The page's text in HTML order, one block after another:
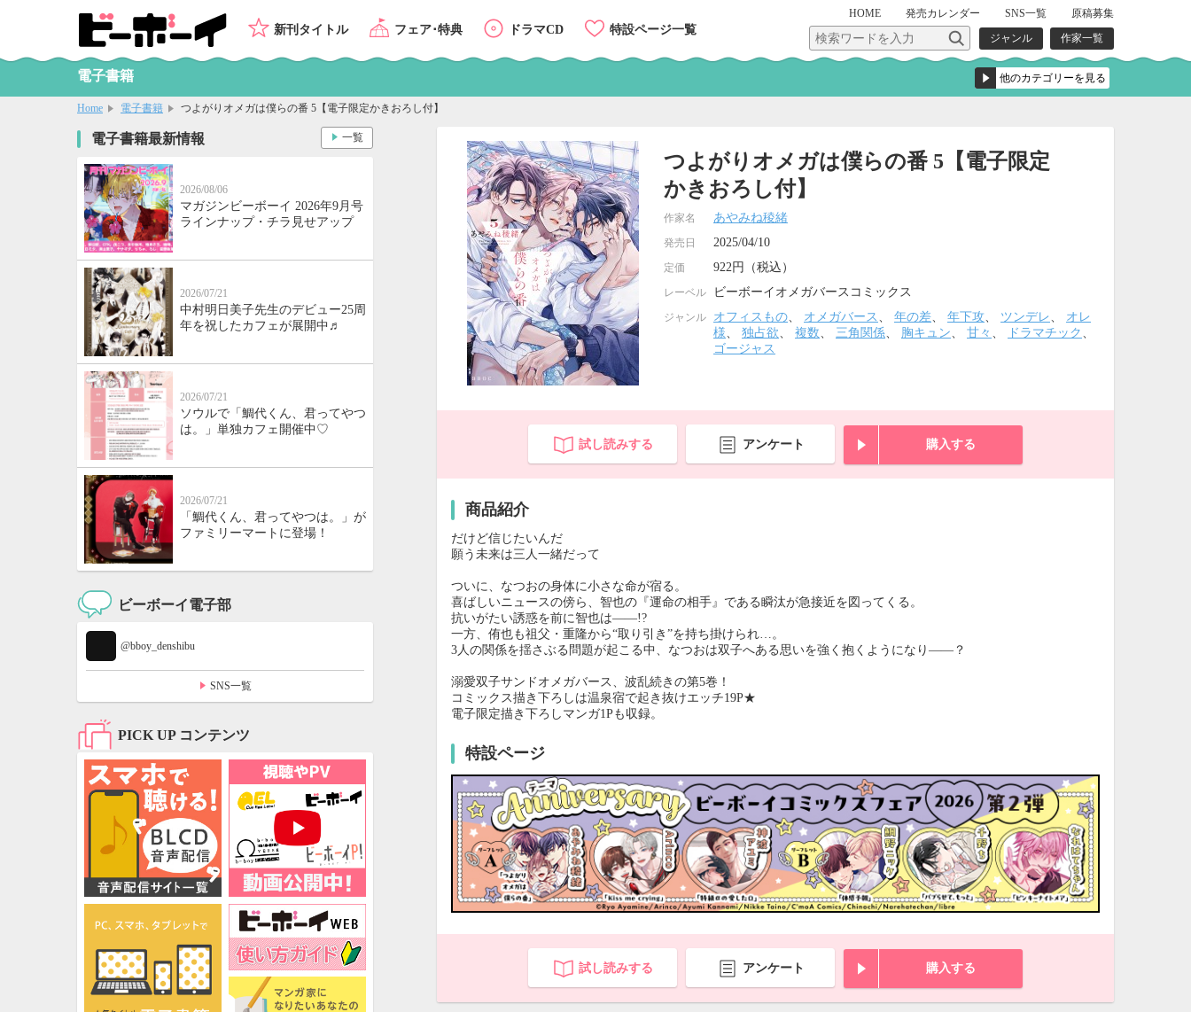
HOME 発売カレンダー SNS一覧
原稿募集
ジャンル
作家一覧
新刊タイトル フェア･特典 ドラマCD 特設ページ一覧
電子書籍
Home 電子書籍 つよがりオメガは僕らの番 5【電子限定かきおろし付】
つよがりオメガは僕らの番 5【電子限定
かきおろし付】
作家名 あやみね稜緒
発売日 2025/04/10
定価 922円（税込）
レーベル ビーボーイオメガバースコミックス
ジャンル オフィスもの、 オメガバース 、 年の差、 年下攻、 ツンデレ 、 オレ
様、 独占欲、 複数、 三角関係、 胸キュン、 甘々 、 ドラマチック 、
ゴージャス
試し読みする アンケート 購入する
商品紹介
だけど信じたいんだ
願う未来は三人一緒だって
ついに、なつおの身体に小さな命が宿る。
喜ばしいニュースの傍ら、智也の『運命の相手』である瞬汰が急接近を図ってくる。
抗いがたい誘惑を前に智也は――!?
一方、侑也も祖父・重隆から“取り引き”を持ち掛けられ…。
3人の関係を揺さぶる問題が起こる中、なつおは双子へある思いを強く抱くようになり――？
溺愛双子サンドオメガバース、波乱続きの第5巻！
コミックス描き下ろしは温泉宿で起き抜けエッチ19P★
電子限定描き下ろしマンガ1Pも収録。
特設ページ
試し読みする アンケート 購入する
電子書籍最新情報
2026/08/06
マガジンビーボーイ 2026年9月号
ラインナップ・チラ見せアップ
2026/07/21
中村明日美子先生のデビュー25周
年を祝したカフェが展開中♬
2026/07/21
ソウルで「鯛代くん、君ってやつ
は。」単独カフェ開催中♡
2026/07/21
「鯛代くん、君ってやつは。」が
ファミリーマートに登場！
一覧
ビーボーイ電子部
@bboy_denshibu
SNS一覧
PICK UP コンテンツ